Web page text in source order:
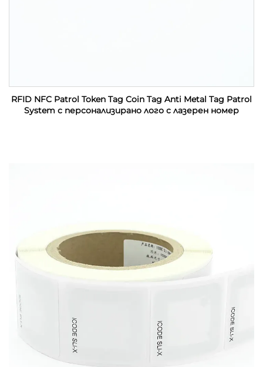
RFID NFC Patrol Token Tag Coin Tag Anti Metal Tag Patrol
System с персонализирано лого с лазерен номер